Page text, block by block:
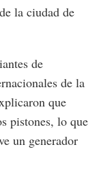
la ciudad de
de
de la
que
pistones, lo que
un generador